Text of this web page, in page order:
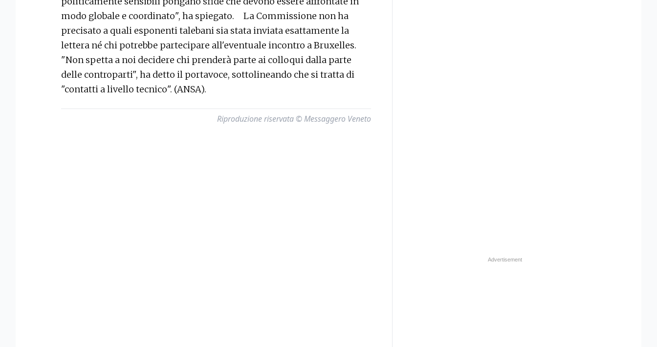
modo globale e coordinato", ha spiegato. La Commissione non ha
precisato a quali esponenti talebani sia stata inviata esattamente la
lettera né chi potrebbe partecipare all'eventuale incontro a Bruxelles.
"Non spetta a noi decidere chi prenderà parte ai colloqui dalla parte
delle controparti", ha detto il portavoce, sottolineando che si tratta di
"contatti a livello tecnico". (ANSA).
Riproduzione riservata © Messaggero Veneto